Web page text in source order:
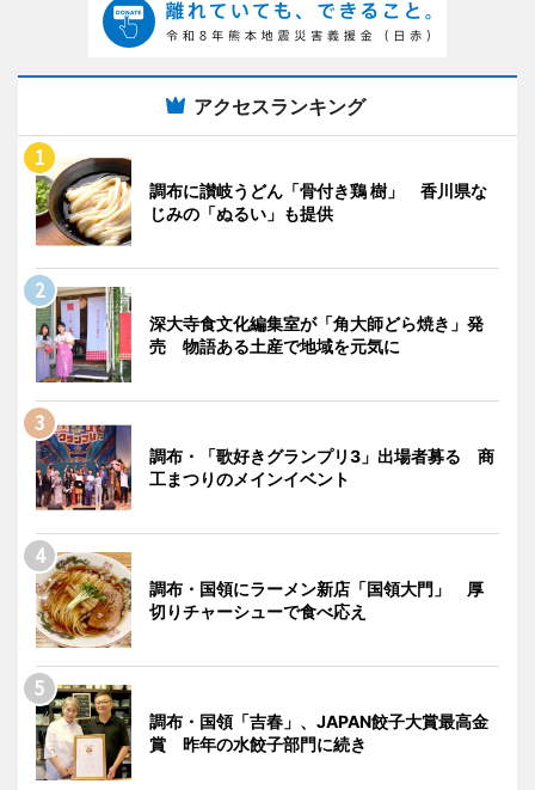
アクセスランキング
調布に讃岐うどん「骨付き鶏 樹」 香川県な
じみの「ぬるい」も提供
深大寺食文化編集室が「角大師どら焼き」発
売 物語ある土産で地域を元気に
調布・「歌好きグランプリ3」出場者募る 商
工まつりのメインイベント
調布・国領にラーメン新店「国領大門」 厚
切りチャーシューで食べ応え
調布・国領「吉春」、JAPAN餃子大賞最高金
賞 昨年の水餃子部門に続き